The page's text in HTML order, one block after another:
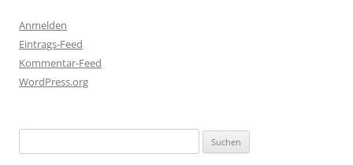
Anmelden
Eintrags-Feed
Kommentar-Feed
WordPress.org
nach: